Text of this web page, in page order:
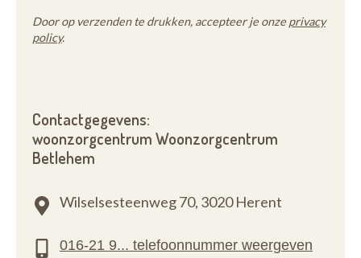
Door op verzenden te drukken, accepteer je onze privacy
policy.
Contactgegevens:
woonzorgcentrum Woonzorgcentrum
Betlehem
Wilselsesteenweg 70, 3020 Herent